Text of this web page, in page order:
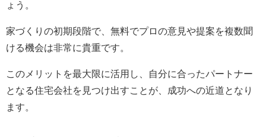
ょう。
家づくりの初期段階で、無料でプロの意見や提案を複数聞
ける機会は非常に貴重です。
このメリットを最大限に活用し、自分に合ったパートナー
となる住宅会社を見つけ出すことが、成功への近道となり
ます。